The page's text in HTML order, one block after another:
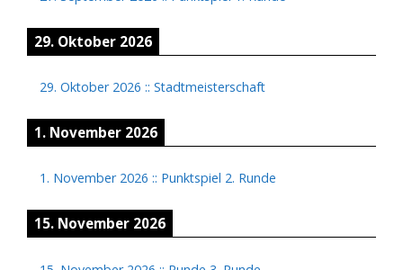
29. Oktober 2026
29. Oktober 2026 :: Stadtmeisterschaft
1. November 2026
1. November 2026 :: Punktspiel 2. Runde
15. November 2026